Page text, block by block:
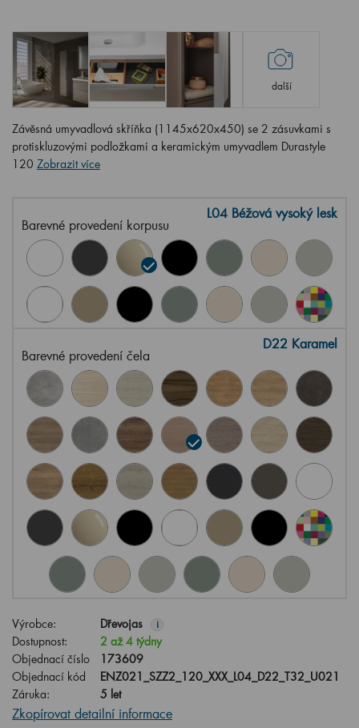
další
Závěsná umyvadlová skříňka (1145x620x450) se 2 zásuvkami s
protiskluzovými podložkami a keramickým umyvadlem Durastyle
120 Zobrazit více
Barevné provedení korpusu
L04 Béžová vysoký lesk
Barevné provedení čela
D22 Karamel
Výrobce: Dřevojas i
Dostupnost:
2 až 4 týdny
Objednací číslo
173609
Objednací kód
ENZ021_SZZ2_120_XXX_L04_D22_T32_U021
Záruka:
5 let
Zkopírovat detailní informace